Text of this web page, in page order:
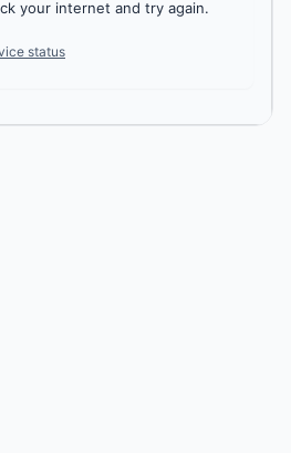
your internet and try again.
status